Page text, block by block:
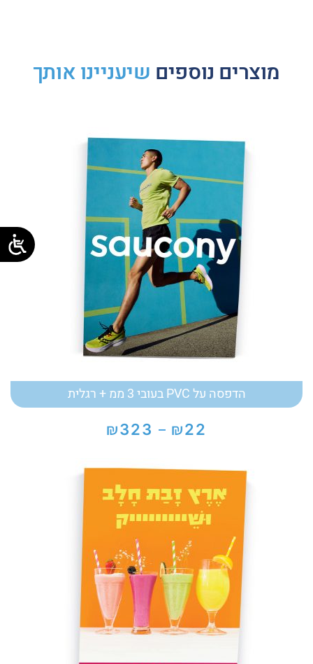
מוצרים נוספים שיעניינו אותך
הדפסה על PVC בעובי 3 ממ + רגלית
₪22
–
₪323
טווח
⁦₪22⁩
⁦₪323⁩